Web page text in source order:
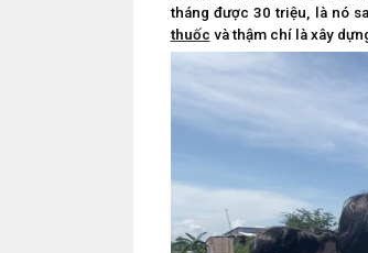
tháng được 30 triệu, là nó
thuốc và thậm chí là xây